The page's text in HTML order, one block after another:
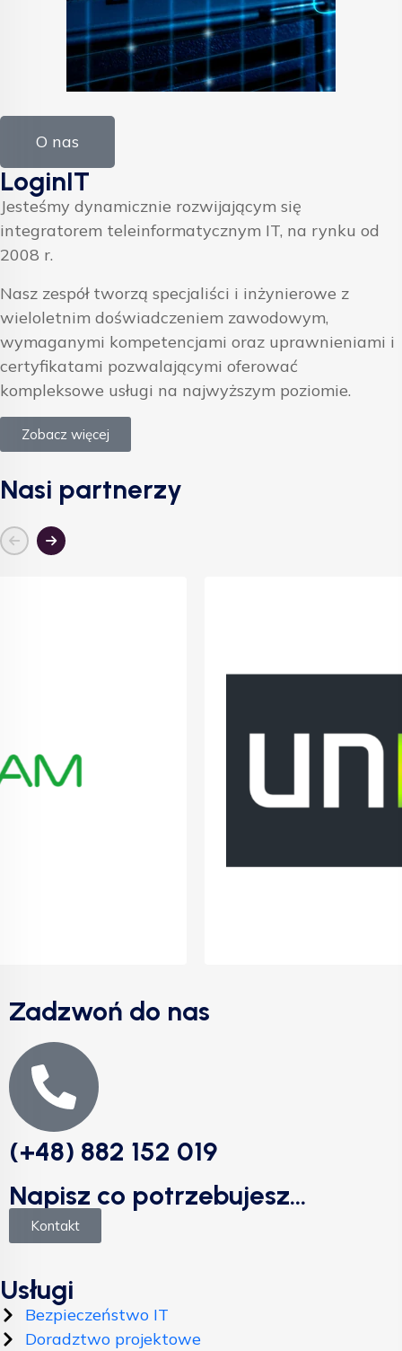
O nas
LoginIT
Jesteśmy dynamicznie rozwijającym się
integratorem teleinformatycznym IT, na rynku od
2008 r.
Nasz zespół tworzą specjaliści i inżynierowe z
wieloletnim doświadczeniem zawodowym,
wymaganymi kompetencjami oraz uprawnieniami i
certyfikatami pozwalającymi oferować
kompleksowe usługi na najwyższym poziomie.
Zobacz więcej
Nasi partnerzy
Zadzwoń do nas
(+48) 882 152 019
Napisz co potrzebujesz...
Kontakt
Usługi
Bezpieczeństwo IT
Doradztwo projektowe